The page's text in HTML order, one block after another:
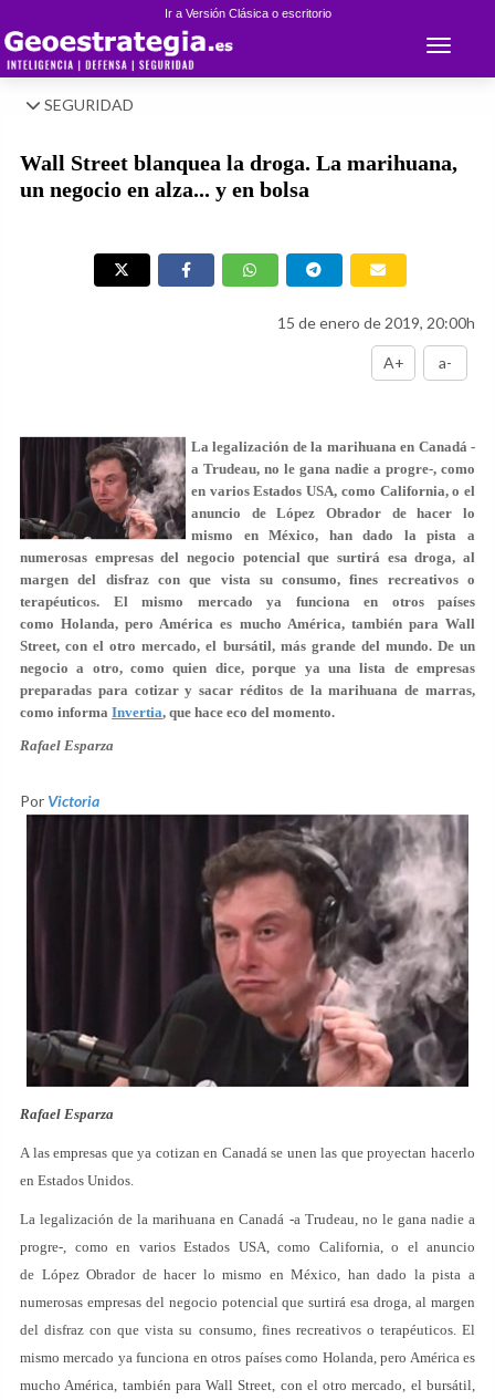
Ir a Versión Clásica o escritorio
Toggle
SEGURIDAD
Wall Street blanquea la droga. La marihuana,
un negocio en alza... y en bolsa
15 de enero de 2019, 20:00h
A+ a-
La legalización de la marihuana en Canadá -
a Trudeau, no le gana nadie a progre-, como
en varios Estados USA, como California, o el
anuncio de López Obrador de hacer lo
mismo en México, han dado la pista a
numerosas empresas del negocio potencial que surtirá esa droga, al
margen del disfraz con que vista su consumo, fines recreativos o
terapéuticos. El mismo mercado ya funciona en otros países
como Holanda, pero América es mucho América, también para Wall
Street, con el otro mercado, el bursátil, más grande del mundo. De un
negocio a otro, como quien dice, porque ya una lista de empresas
preparadas para cotizar y sacar réditos de la marihuana de marras,
como informa Invertia, que hace eco del momento.
Rafael Esparza
Por Victoria
Rafael Esparza
A las empresas que ya cotizan en Canadá se unen las que proyectan hacerlo
en Estados Unidos.
La legalización de la marihuana en Canadá -a Trudeau, no le gana nadie a
progre-, como en varios Estados USA, como California, o el anuncio
de López Obrador de hacer lo mismo en México, han dado la pista a
numerosas empresas del negocio potencial que surtirá esa droga, al margen
del disfraz con que vista su consumo, fines recreativos o terapéuticos. El
mismo mercado ya funciona en otros países como Holanda, pero América es
mucho América, también para Wall Street, con el otro mercado, el bursátil,